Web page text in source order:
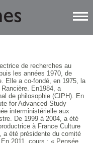
de recherches au
les années 1970, de
Elle a co-fondé, en 1975, la
En1984, a
de philosophie (CIPH). En
for Advanced Study
interministérielle aux
De 1999 à 2004, a été
à France Culture
a été présidente du comité
2011, cours : « Pensée